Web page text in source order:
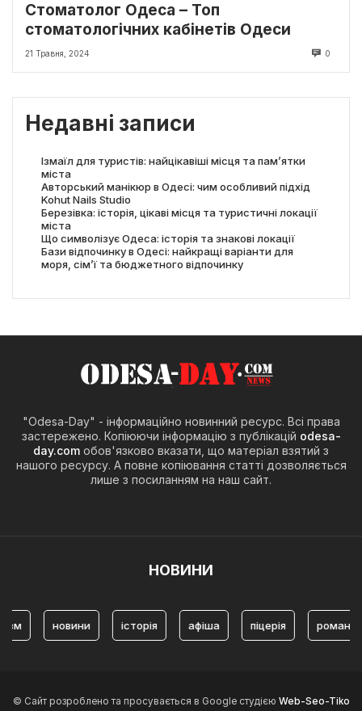
Стоматолог Одеса – Топ
стоматологічних кабінетів Одеси
21 Травня, 2024 0
Недавні записи
Ізмаїл для туристів: найцікавіші місця та пам’ятки
міста
Авторський манікюр в Одесі: чим особливий підхід
Kohut Nails Studio
Березівка: історія, цікаві місця та туристичні локації
міста
Що символізує Одеса: історія та знакові локації
Бази відпочинку в Одесі: найкращі варіанти для
моря, сім’ї та бюджетного відпочинку
"Odesa-Day" - інформаційно новинний ресурс. Всі права
застережено. Копіюючи інформацію з публікацій odesa-
day.com обов'язково вказати, що матеріал взятий з
нашого ресурсу. А повне копіювання статті дозволяється
лише з посиланням на наш сайт.
НОВИНИ
новини історія афіша піцерія романтичні
© Сайт розроблено та просувається в Google студією Web-Seo-Tiko